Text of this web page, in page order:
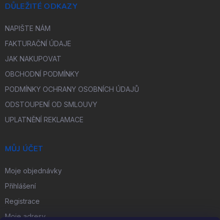
DŮLEŽITÉ ODKAZY
NAPIŠTE NÁM
FAKTURAČNÍ ÚDAJE
JAK NAKUPOVAT
OBCHODNÍ PODMÍNKY
PODMÍNKY OCHRANY OSOBNÍCH ÚDAJŮ
ODSTOUPENÍ OD SMLOUVY
UPLATNĚNÍ REKLAMACE
MŮJ ÚČET
Moje objednávky
Přihlášení
Registrace
Moje adresy